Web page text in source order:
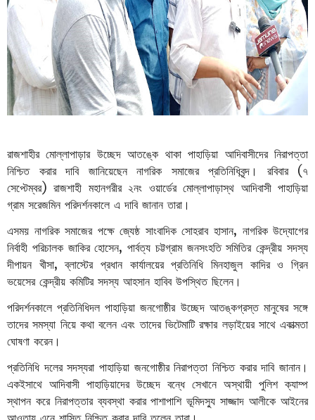
রাজশাহীর মোল্লাপাড়ার উচ্ছেদ আতঙ্কে থাকা পাহাড়িয়া আদিবাসীদের নিরাপত্তা
নিশ্চিত
করার দাবি জানিয়েছেন নাগরিক সমাজের প্রতিনিধিবৃন্দ। রবিবার(৭
সেপ্টেম্বর)রাজশাহী মহানগরীর ২নং ওয়ার্ডের মোল্লাপাড়াস্থ আদিবাসী পাহাড়িয়া
গ্রাম সরেজমিন পরিদর্শনকালে এ দাবি জানান তারা।
এসময় নাগরিক সমাজের পক্ষে জ্যেষ্ঠ সাংবাদিক সোহরাব হাসান, নাগরিক উদ্যোগের
নির্বাহী পরিচালক জাকির হোসেন,পার্বত্য চট্টগ্রাম জনসংহতি সমিতির কেন্দ্রীয় সদস্য
দীপায়ন
খীসা,ব্লাস্টের প্রধান কার্যালয়ের প্রতিনিধি মিনহাজুল কাদির ও
গ্রিন
ভয়েসের কেন্দ্রীয় কমিটির সদস্য আহসান হাবিব উপস্থিত ছিলেন।
পরিদর্শনকালে প্রতিনিধিদল পাহাড়িয়া জনগোষ্ঠীর উচ্ছেদ আতঙ্কগ্রস্ত মানুষের সঙ্গে
তাদের সমস্যা নিয়ে কথা বলেন এবং তাদের ভিটেমাটি রক্ষার লড়াইয়ের সাথে একাত্মতা
ঘোষণা করেন।
প্রতিনিধি দলের সদস্যরা পাহাড়িয়া জনগোষ্ঠীর নিরাপত্তা নিশ্চিত করার দাবি জানান।
একইসাথে আদিবাসী পাহাড়িয়াদের উচ্ছেদ বন্ধে সেখানে অস্থায়ী পুলিশ ক্যাম্প
স্থাপন করে নিরাপত্তার ব্যবস্থা করার পাশাপাশি ভূমিদস্যু সাজ্জাদ আলীকে আইনের